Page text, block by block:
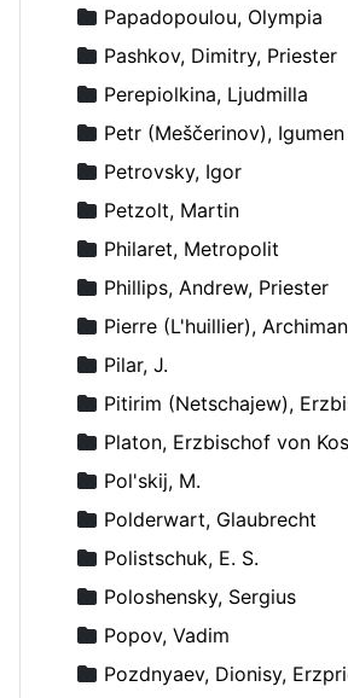
Papadopoulou, Olympia
Pashkov, Dimitry, Priester
Perepiolkina, Ljudmilla
Petr (Meščerinov), Igumen
Petrovsky, Igor
Petzolt, Martin
Philaret, Metropolit
Phillips, Andrew, Priester
Pierre (L'huillier),
Pilar, J.
Pitirim (Netschajew), Erzbischof von
Platon, Erzbischof von
Pol'skij, M.
Polderwart, Glaubrecht
Polistschuk, E. S.
Poloshensky, Sergius
Popov, Vadim
Pozdnyaev, Dionisy,